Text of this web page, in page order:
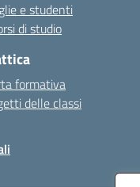
e studenti
di studio
formativa
delle classi